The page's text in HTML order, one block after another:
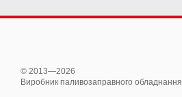
© 2013—2026
Виробник паливозаправного обладнання